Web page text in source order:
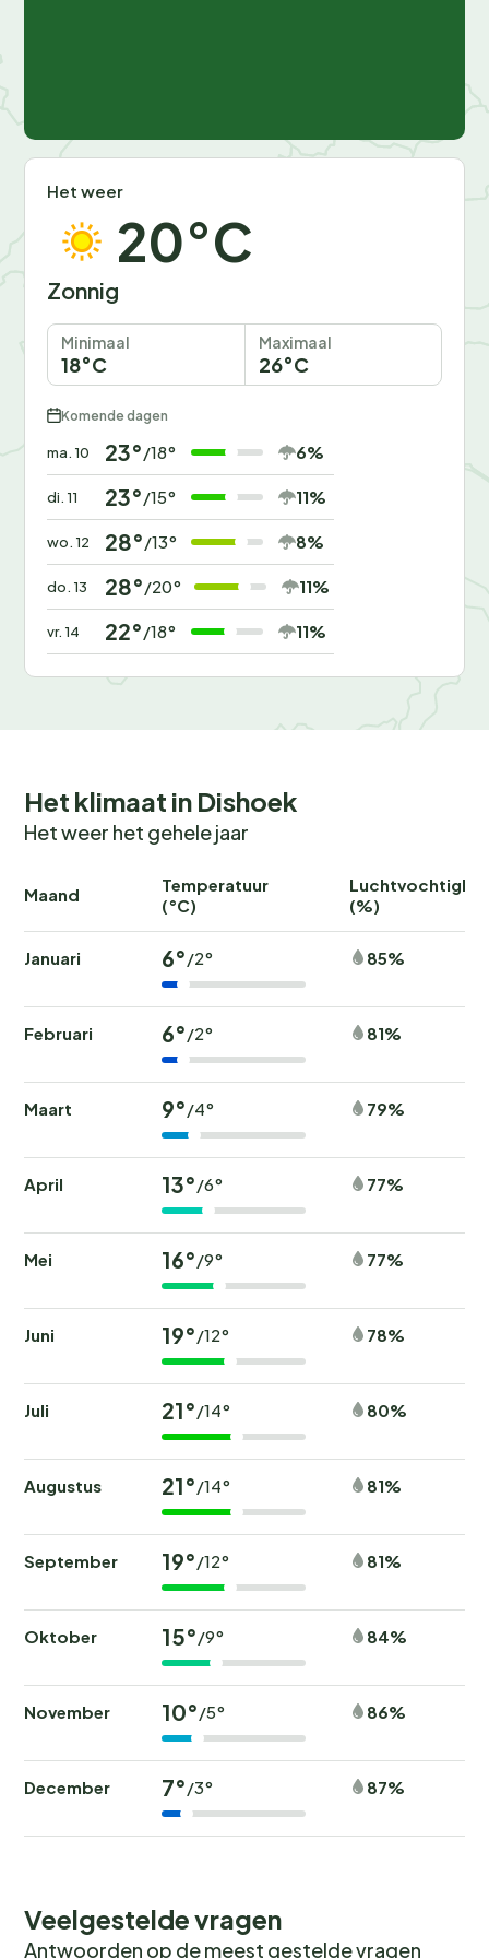
Het weer
20°C
Zonnig
Minimaal
18°C
Maximaal
26°C
Komende dagen
ma. 10 23°/18° 6%
di. 11 23°/15° 11%
wo. 12 28°/13° 8%
do. 13 28°/20° 11%
vr. 14 22°/18° 11%
Het klimaat in Dishoek
Het weer het gehele jaar
Maand
Temperatuur
(°C)
(%)
Januari 6°/2° 85%
Februari 6°/2° 81%
Maart 9°/4° 79%
April 13°/6° 77%
Mei 16°/9° 77%
Juni 19°/12° 78%
Juli 21°/14° 80%
Augustus 21°/14° 81%
September 19°/12° 81%
Oktober 15°/9° 84%
November 10°/5° 86%
December 7°/3° 87%
Veelgestelde vragen
Antwoorden op de meest gestelde vragen